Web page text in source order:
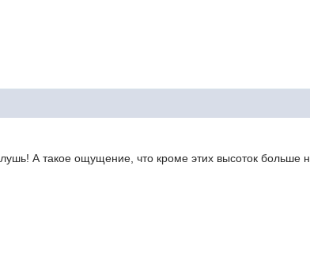
А такое ощущение, что кроме этих высоток больше